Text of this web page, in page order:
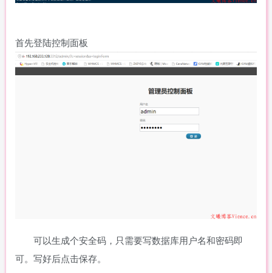
首先登陆控制面板
可以生成个安全码，只需要写数据库用户名和密码即
可。写好后点击保存。